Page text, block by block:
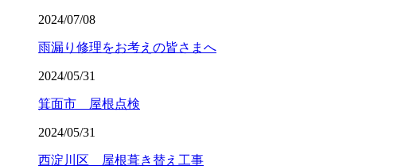
2024/07/08
雨漏り修理をお考えの皆さまへ
2024/05/31
箕面市 屋根点検
2024/05/31
西淀川区 屋根葺き替え工事